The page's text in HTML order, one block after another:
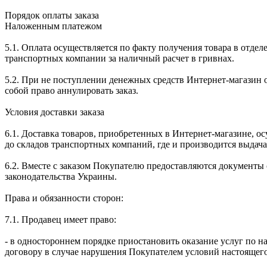
Порядок оплаты заказа
Наложенным платежом
5.1. Оплата осуществляется по факту получения товара в
транспортных компании за наличный расчет в гривнах.
5.2. При не поступлении денежных средств Интернет-магазин
собой право аннулировать заказ.
Условия доставки заказа
6.1. Доставка товаров, приобретенных в Интернет-магазине,
до складов транспортных компаний, где и производится выдача
6.2. Вместе с заказом Покупателю предоставляются документы
законодательства Украины.
Права и обязанности сторон:
7.1. Продавец имеет право:
- в одностороннем порядке приостановить оказание услуг по
договору в случае нарушения Покупателем условий